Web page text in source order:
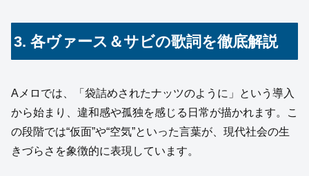
3. 各ヴァース＆サビの歌詞を徹底解説
Aメロでは、「袋詰めされたナッツのように」という導入
から始まり、違和感や孤独を感じる日常が描かれます。こ
の段階では“仮面”や“空気”といった言葉が、現代社会の生
きづらさを象徴的に表現しています。